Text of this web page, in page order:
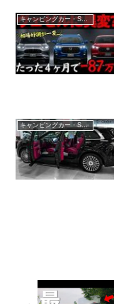
キャンピングカー・SUV人気車種
キャンピングカー・SUV人気車種